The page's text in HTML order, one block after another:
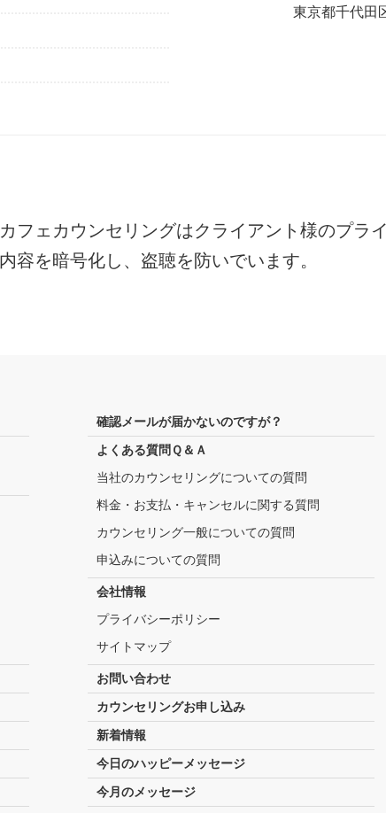
東京都千代田
フェカウンセリングはクライアント様のプラ
容を暗号化し、盗聴を防いでいます。
確認メールが届かないのですが？
よくある質問Ｑ＆Ａ
当社のカウンセリングについての質問
料金・お支払・キャンセルに関する質問
カウンセリング一般についての質問
申込みについての質問
会社情報
プライバシーポリシー
サイトマップ
お問い合わせ
カウンセリングお申し込み
新着情報
今日のハッピーメッセージ
今月のメッセージ